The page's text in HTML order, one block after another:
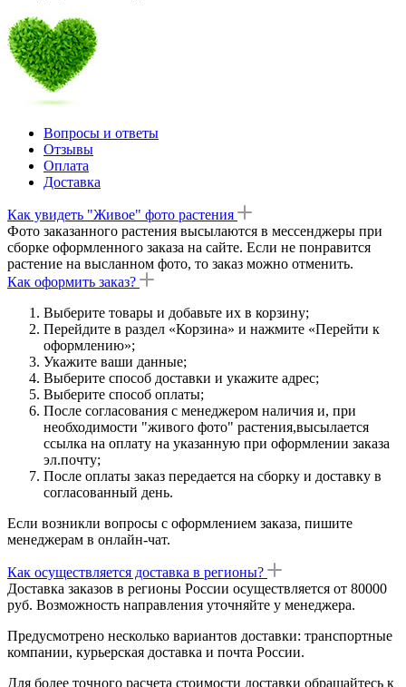
Вопросы и ответы
Отзывы
Оплата
Доставка
Как увидеть "Живое" фото растения
Фото заказанного растения высылаются в мессенджеры при
сборке оформленного заказа на сайте. Если не понравится
растение на высланном фото, то заказ можно отменить.
Как оформить заказ?
Выберите товары и добавьте их в корзину;
Перейдите в раздел «Корзина» и нажмите «Перейти к
оформлению»;
Укажите ваши данные;
Выберите способ доставки и укажите адрес;
Выберите способ оплаты;
После согласования с менеджером наличия и, при
необходимости "живого фото" растения,высылается
ссылка на оплату на указанную при оформлении заказа
эл.почту;
После оплаты заказ передается на сборку и доставку в
согласованный день.
Если возникли вопросы с оформлением заказа, пишите
менеджерам в онлайн-чат.
Как осуществляется доставка в регионы?
Доставка заказов в регионы России осуществляется от 80000
руб. Возможность направления уточняйте у менеджера.
Предусмотрено несколько вариантов доставки: транспортные
компании, курьерская доставка и почта России.
Для более точного расчета стоимости доставки обращайтесь к